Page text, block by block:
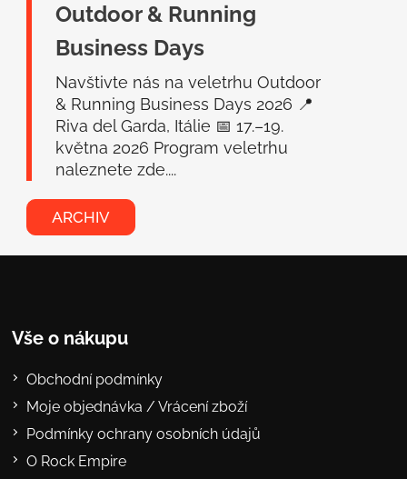
Outdoor & Running
Business Days
Navštivte nás na veletrhu Outdoor
& Running Business Days 2026 📍
Riva del Garda, Itálie 📅 17.–19.
května 2026 Program veletrhu
naleznete zde....
ARCHIV
Vše o nákupu
Obchodní podmínky
Moje objednávka / Vrácení zboží
Podmínky ochrany osobních údajů
O Rock Empire